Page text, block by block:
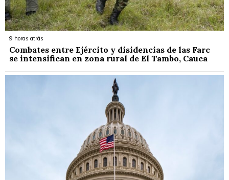
9 horas atrás
Combates entre Ejército y disidencias de las Farc
se intensifican en zona rural de El Tambo, Cauca